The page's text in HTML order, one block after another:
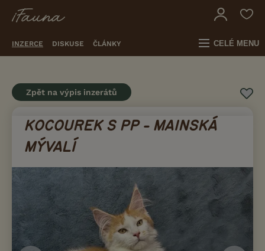
INZERCE DISKUSE ČLÁNKY CELÉ MENU
Zpět na výpis inzerátů
KOCOUREK S PP - MAINSKÁ
MÝVALÍ